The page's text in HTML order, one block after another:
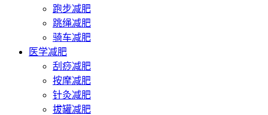
跑步减肥
跳绳减肥
骑车减肥
医学减肥
刮痧减肥
按摩减肥
针灸减肥
拔罐减肥